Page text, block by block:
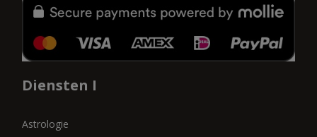
Diensten I
Astrologie